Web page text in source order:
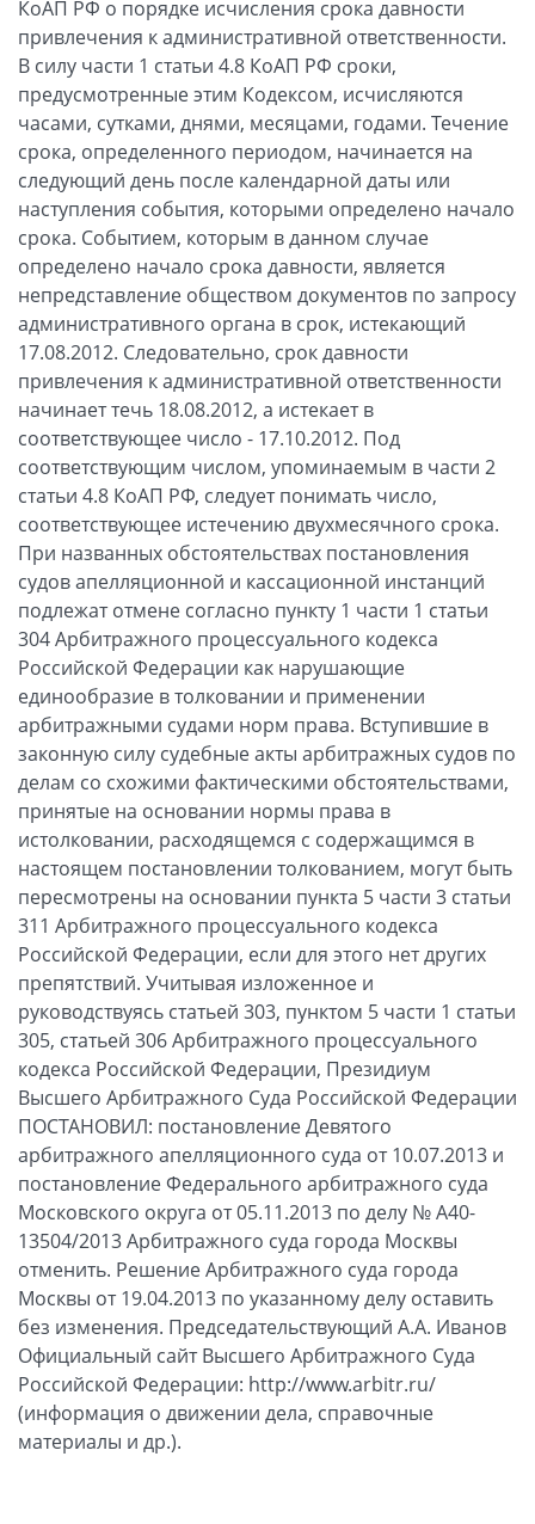
КоАП РФ о порядке исчисления срока давности
привлечения к административной ответственности.
В силу части 1 статьи 4.8 КоАП РФ сроки,
предусмотренные этим Кодексом, исчисляются
часами, сутками, днями, месяцами, годами. Течение
срока, определенного периодом, начинается на
следующий день после календарной даты или
наступления события, которыми определено начало
срока. Событием, которым в данном случае
определено начало срока давности, является
непредставление обществом документов по запросу
административного органа в срок, истекающий
17.08.2012. Следовательно, срок давности
привлечения к административной ответственности
начинает течь 18.08.2012, а истекает в
соответствующее число - 17.10.2012. Под
соответствующим числом, упоминаемым в части 2
статьи 4.8 КоАП РФ, следует понимать число,
соответствующее истечению двухмесячного срока.
При названных обстоятельствах постановления
судов апелляционной и кассационной инстанций
подлежат отмене согласно пункту 1 части 1 статьи
304 Арбитражного процессуального кодекса
Российской Федерации как нарушающие
единообразие в толковании и применении
арбитражными судами норм права. Вступившие в
законную силу судебные акты арбитражных судов по
делам со схожими фактическими обстоятельствами,
принятые на основании нормы права в
истолковании, расходящемся с содержащимся в
настоящем постановлении толкованием, могут быть
пересмотрены на основании пункта 5 части 3 статьи
311 Арбитражного процессуального кодекса
Российской Федерации, если для этого нет других
препятствий. Учитывая изложенное и
руководствуясь статьей 303, пунктом 5 части 1 статьи
305, статьей 306 Арбитражного процессуального
кодекса Российской Федерации, Президиум
Высшего Арбитражного Суда Российской Федерации
ПОСТАНОВИЛ: постановление Девятого
арбитражного апелляционного суда от 10.07.2013 и
постановление Федерального арбитражного суда
Московского округа от 05.11.2013 по делу № А40-
13504/2013 Арбитражного суда города Москвы
отменить. Решение Арбитражного суда города
Москвы от 19.04.2013 по указанному делу оставить
без изменения. Председательствующий А.А. Иванов
Официальный сайт Высшего Арбитражного Суда
Российской Федерации: http://www.arbitr.ru/
(информация о движении дела, справочные
материалы и др.).